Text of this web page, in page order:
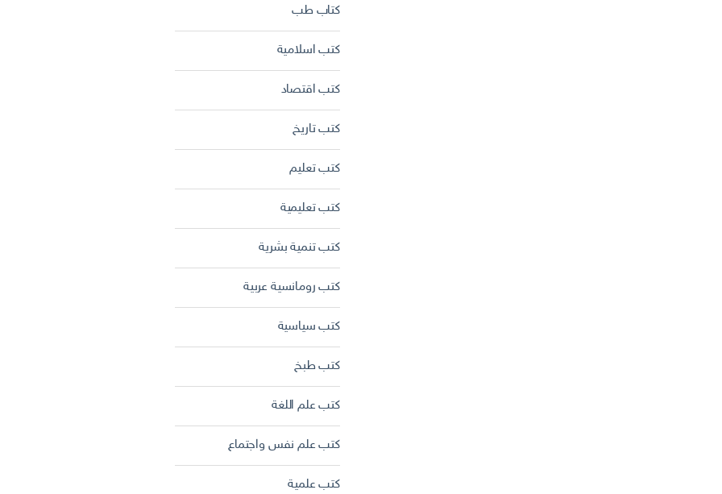
كتاب طب
كتب اسلامية
كتب اقتصاد
كتب تاريخ
كتب تعليم
كتب تعليمية
كتب تنمية بشرية
كتب رومانسية عربية
كتب سياسية
كتب طبخ
كتب علم اللغة
كتب علم نفس واجتماع
كتب علمية